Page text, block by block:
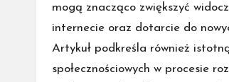
mogą znacząco zwiększyć
internecie oraz dotarcie do
Artykuł podkreśla również
społecznościowych w procesie